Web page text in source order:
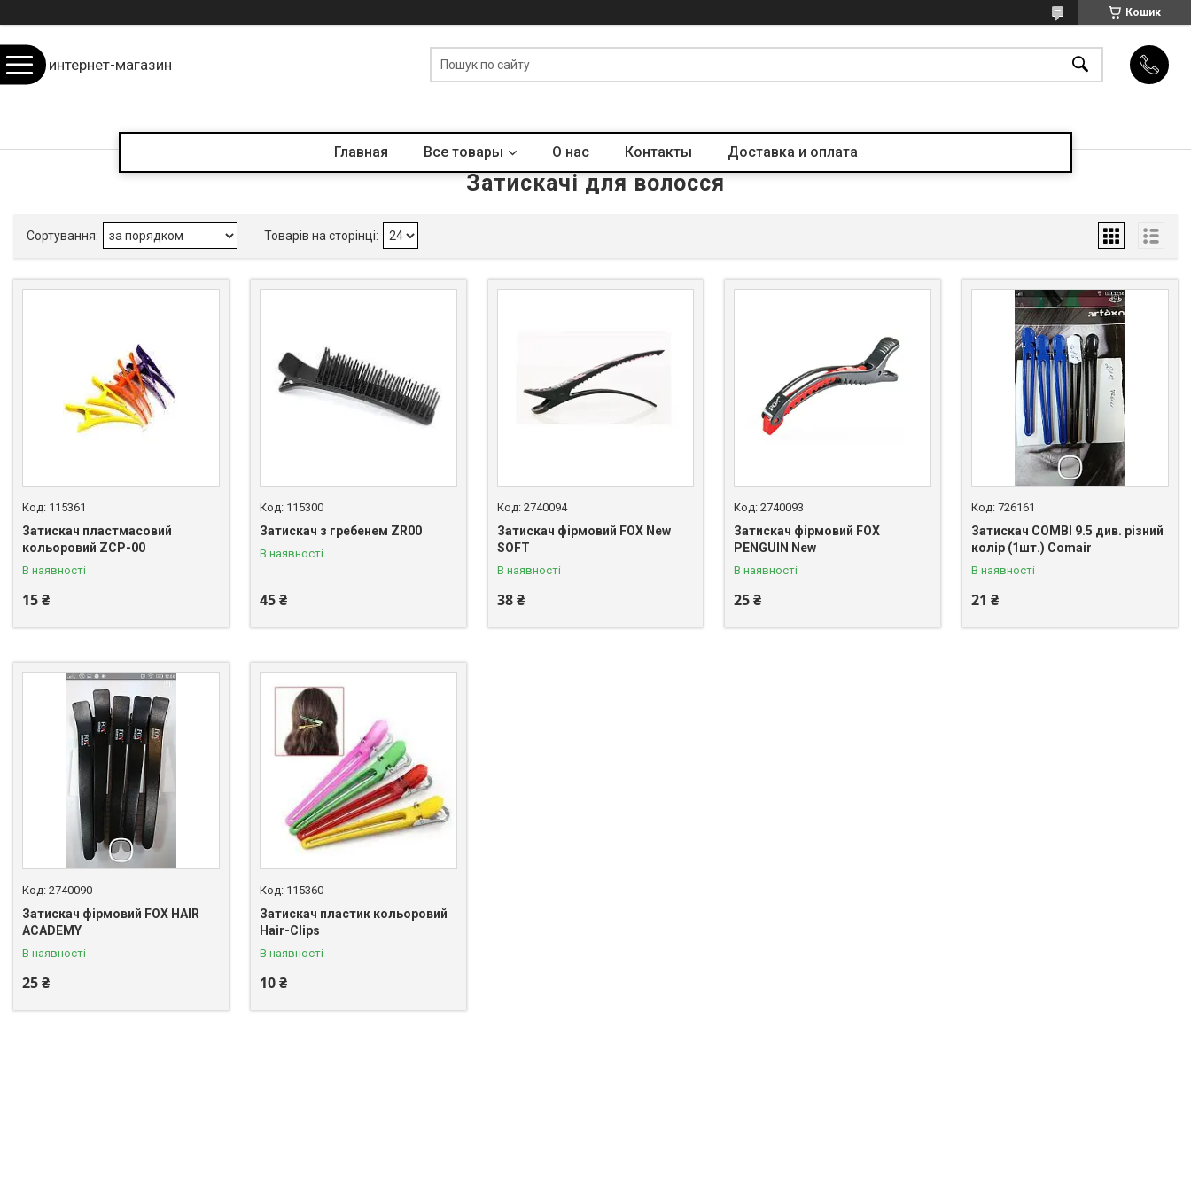
Кошик
интернет-магазин
Главная Все товары О нас Контакты Доставка и оплата
Затискачі для волосся
115361
Затискач пластмасовий
кольоровий ZCP-00
В наявності
15 ₴
115300
Затискач з гребенем ZR00
В наявності
45 ₴
2740094
Затискач фірмовий FOX New
SOFT
В наявності
38 ₴
2740093
Затискач фірмовий FOX
PENGUIN New
В наявності
25 ₴
726161
Затискач COMBI 9.5 див. різний
колір (1шт.) Comair
В наявності
21 ₴
2740090
Затискач фірмовий FOX HAIR
ACADEMY
В наявності
25 ₴
115360
Затискач пластик кольоровий
Hair-Clips
В наявності
10 ₴